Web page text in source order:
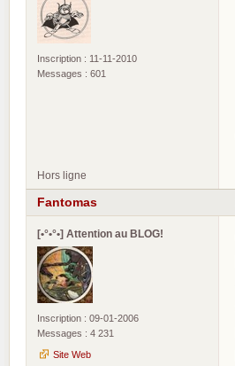
Inscription : 11-11-2010
Messages : 601
Hors ligne
Fantomas
[•°•°•] Attention au BLOG!
Inscription : 09-01-2006
Messages : 4 231
Site Web